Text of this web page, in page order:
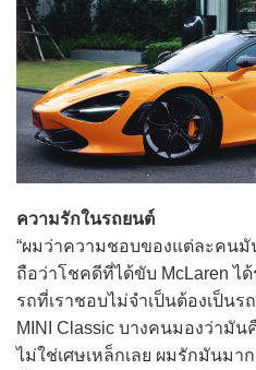
ความรักในรถยนต์
“ผมว่าความชอบของแต่ละคน
ถือว่าโชคดีที่ได้ขับ McLaren ไ
รถที่เราชอบไม่จำเป็นต้องเป็น
MINI Classic บางคนมองว่ามั
ไม่ใช่เศษเหล็กเลย ผมรักมันม